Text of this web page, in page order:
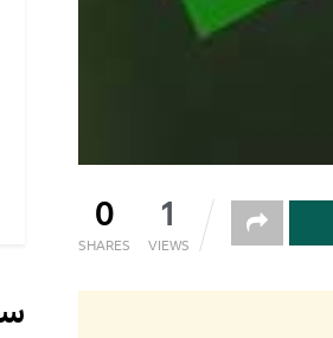
0
SHARES
1
VIEWS